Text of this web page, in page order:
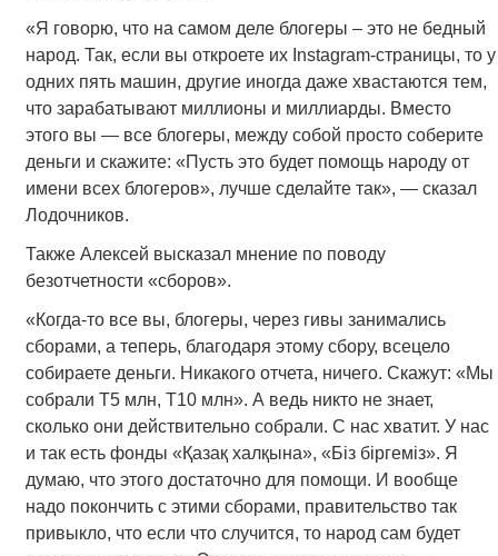
«Я говорю, что на самом деле блогеры – это не бедный
народ. Так, если вы откроете их Instagram-страницы, то у
одних пять машин, другие иногда даже хвастаются тем,
что зарабатывают миллионы и миллиарды. Вместо
этого вы — все блогеры, между собой просто соберите
деньги и скажите: «Пусть это будет помощь народу от
имени всех блогеров», лучше сделайте так», — сказал
Лодочников.
Также Алексей высказал мнение по поводу
безотчетности «сборов».
«Когда-то все вы, блогеры, через гивы занимались
сборами, а теперь, благодаря этому сбору, всецело
собираете деньги. Никакого отчета, ничего. Скажут: «Мы
собрали Т5 млн, Т10 млн». А ведь никто не знает,
сколько они действительно собрали. С нас хватит. У нас
и так есть фонды «Қазақ халқына», «Біз біргеміз». Я
думаю, что этого достаточно для помощи. И вообще
надо покончить с этими сборами, правительство так
привыкло, что если что случится, то народ сам будет